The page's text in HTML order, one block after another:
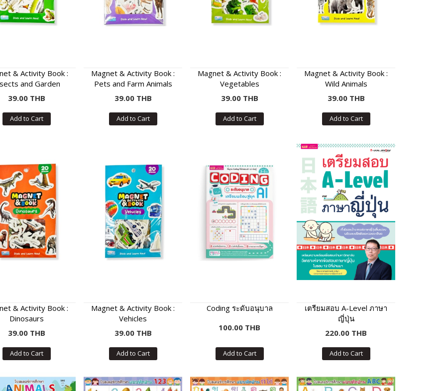
& Activity Book :
and Garden
Animals
39.00 THB
Add to Cart
Magnet & Activity Book :
Pets and Farm Animals
39.00 THB
Add to Cart
Magnet & Activity Book :
Vegetables
39.00 THB
Add to Cart
Magnet & Activity Book :
Wild Animals
39.00 THB
Add to Cart
& Activity Book :
Dinosaurs
39.00 THB
Add to Cart
Magnet & Activity Book :
Vehicles
39.00 THB
Add to Cart
Coding ระดับอนุบาล
100.00 THB
Add to Cart
เตรียมสอบ A-Level ภาษา
ญี่ปุ่น
220.00 THB
Add to Cart